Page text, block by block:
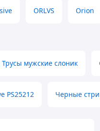
ORLVS Orion
Трусы мужские слоник
PS25212 Черные